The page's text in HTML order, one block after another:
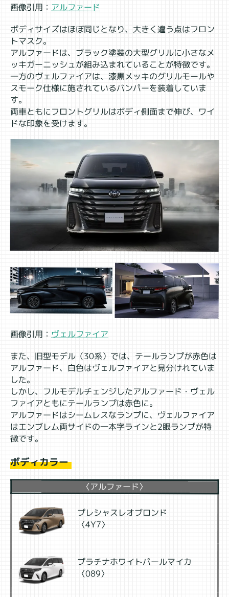
画像引用： アルファード
ボディサイズはほぼ同じとなり、大きく違う点はフロン
トマスク。
アルファードは、ブラック塗装の大型グリルに小さなメ
ッキガーニッシュが組み込まれていることが特徴です。
一方のヴェルファイアは、漆黒メッキのグリルモールや
スモーク仕様に施されているバンパーを装着していま
す。
両車ともにフロントグリルはボディ側面まで伸び、ワイ
ドな印象を受けます。
画像引用： ヴェルファイア
また、旧型モデル（30系）では、テールランプが赤色は
アルファード、白色はヴェルファイアと見分けれていま
した。
しかし、フルモデルチェンジしたアルファード・ヴェル
ファイアともにテールランプは赤色に。
アルファードはシームレスなランプに、ヴェルファイア
はエンブレム両サイドの一本字ラインと2眼ランプが特
徴です。
ボディカラー
〈アルファード〉
プレシャスレオブロンド
〈4Y7〉
プラチナホワイトパールマイカ
〈089〉